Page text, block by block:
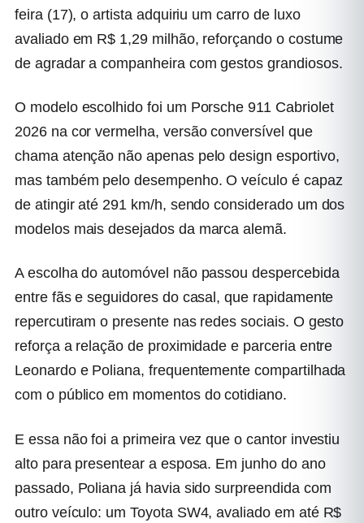
feira (17), o artista adquiriu um carro de luxo
avaliado em R$ 1,29 milhão, reforçando o costume
de agradar a companheira com gestos grandiosos.
O modelo escolhido foi um Porsche 911 Cabriolet
2026 na cor vermelha, versão conversível que
chama atenção não apenas pelo design esportivo,
mas também pelo desempenho. O veículo é capaz
de atingir até 291 km/h, sendo considerado um dos
modelos mais desejados da marca alemã.
A escolha do automóvel não passou despercebida
entre fãs e seguidores do casal, que rapidamente
repercutiram o presente nas redes sociais. O gesto
reforça a relação de proximidade e parceria entre
Leonardo e Poliana, frequentemente compartilhada
com o público em momentos do cotidiano.
E essa não foi a primeira vez que o cantor investiu
alto para presentear a esposa. Em junho do ano
passado, Poliana já havia sido surpreendida com
outro veículo: um Toyota SW4, avaliado em até R$